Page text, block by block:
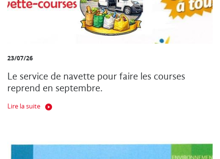
23/07/26
Le service de navette pour faire les courses
reprend en septembre.
Lire la suite